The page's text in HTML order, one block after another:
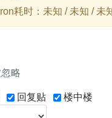
耗时：未知 / 未知 / 未
略
回复贴
楼中楼